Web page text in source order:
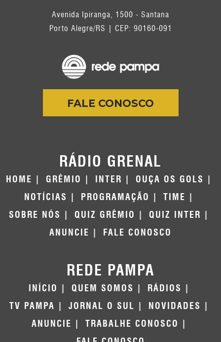
Avenida Ipiranga, 1500 - Santana
Porto Alegre/RS | CEP: 90160-091
FALE CONOSCO
RÁDIO GRENAL
HOME GRÊMIO INTER
OUÇA OS GOLS
NOTÍCIAS
PROGRAMAÇÃO
TIME
SOBRE NÓS
QUIZ GRÊMIO
QUIZ INTER
ANUNCIE
FALE CONOSCO
REDE PAMPA
INÍCIO QUEM SOMOS
RÁDIOS
TV PAMPA
JORNAL O SUL
NOVIDADES
ANUNCIE
TRABALHE CONOSCO